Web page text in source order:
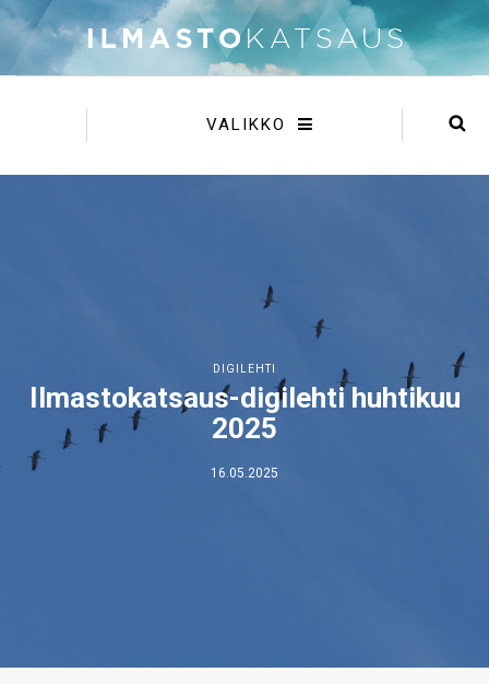
VALIKKO
DIGILEHTI
Ilmastokatsaus-digilehti huhtikuu
2025
16.05.2025